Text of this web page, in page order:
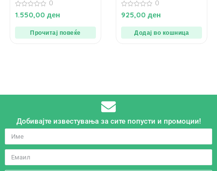
0
од
0
1.550,00 ден
Прочитај повеќе
0
од
0
925,00 ден
Додај во кошница
Добивајте известувања за сите попусти и промоции!